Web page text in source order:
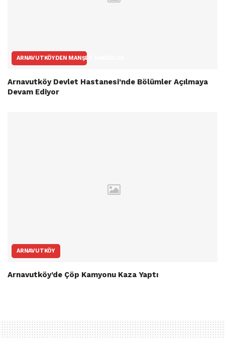
ARNAVUTKÖYDEN MANŞET HABERLER
Arnavutköy Devlet Hastanesi’nde Bölümler Açılmaya
Devam Ediyor
ARNAVUTKÖY
Arnavutköy’de Çöp Kamyonu Kaza Yaptı